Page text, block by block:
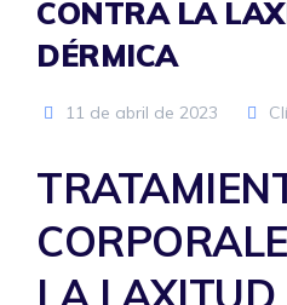
CONTRA LA
DÉRMICA
11 de abril de 2023